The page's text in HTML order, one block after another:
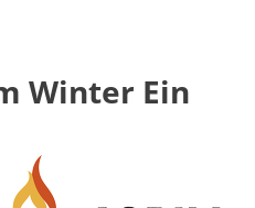
Winter Ein